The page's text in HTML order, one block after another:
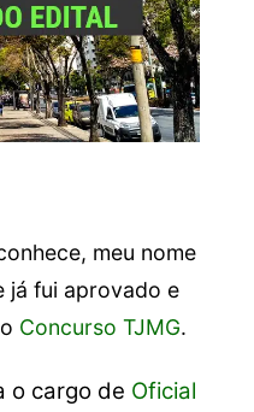
meu nome
já fui aprovado e
Concurso TJMG.
o cargo de Oficial